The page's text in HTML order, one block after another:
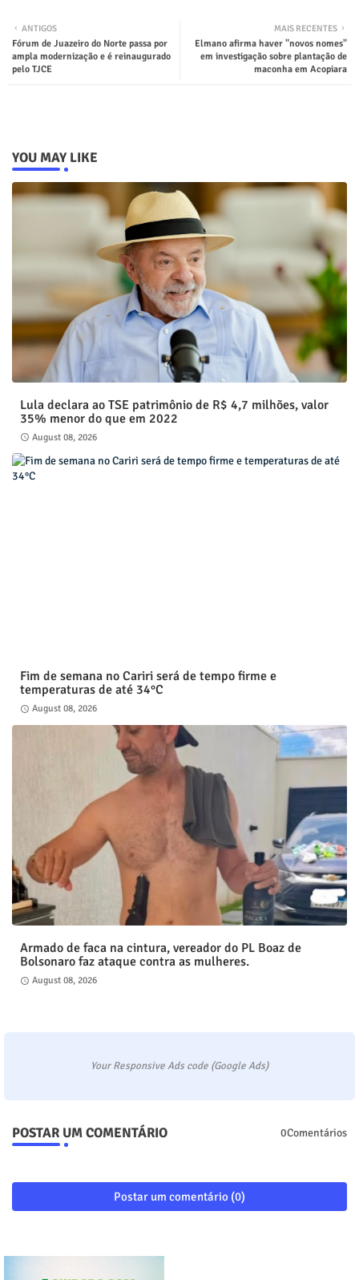
MAIS RECENTES
Elmano afirma haver "novos nomes"
em investigação sobre plantação de
maconha em Acopiara
ANTIGOS
Fórum de Juazeiro do Norte passa por
ampla modernização e é reinaugurado
pelo TJCE
YOU MAY LIKE
Lula declara ao TSE patrimônio de R$ 4,7 milhões, valor
35% menor do que em 2022
August 08, 2026
Fim de semana no Cariri será de tempo firme e
temperaturas de até 34°C
August 08, 2026
Armado de faca na cintura, vereador do PL Boaz de
Bolsonaro faz ataque contra as mulheres.
August 08, 2026
Your Responsive Ads code (Google Ads)
POSTAR UM COMENTÁRIO 0Comentários
Postar um comentário (0)